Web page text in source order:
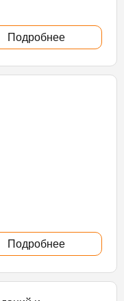
Подробнее
Подробнее